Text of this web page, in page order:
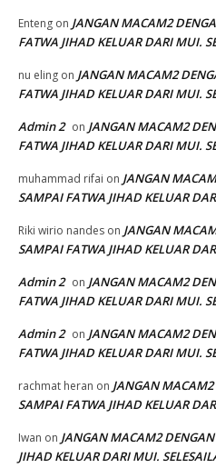
Enteng on JANGAN MACAM2
FATWA JIHAD KELUAR DARI MUI.
nu eling on JANGAN MACAM2
FATWA JIHAD KELUAR DARI MUI.
Admin 2 on JANGAN MACAM2
FATWA JIHAD KELUAR DARI MUI.
muhammad rifai on JANGAN
SAMPAI FATWA JIHAD KELUAR
Riki wirio nandes on JANGAN
SAMPAI FATWA JIHAD KELUAR
Admin 2 on JANGAN MACAM2
FATWA JIHAD KELUAR DARI MUI.
Admin 2 on JANGAN MACAM2
FATWA JIHAD KELUAR DARI MUI.
rachmat heran on JANGAN
SAMPAI FATWA JIHAD KELUAR
Iwan on JANGAN MACAM2
JIHAD KELUAR DARI MUI.